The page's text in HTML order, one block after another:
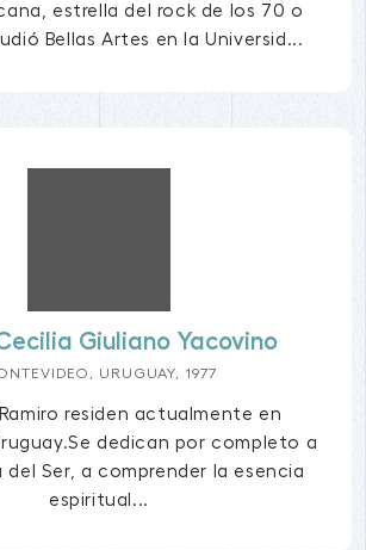
estrella del rock de los 70 o
Bellas Artes en la Universid...
Giuliano Yacovino
URUGUAY, 1977
residen actualmente en
dedican por completo a
del Ser, a comprender la esencia
espiritual...